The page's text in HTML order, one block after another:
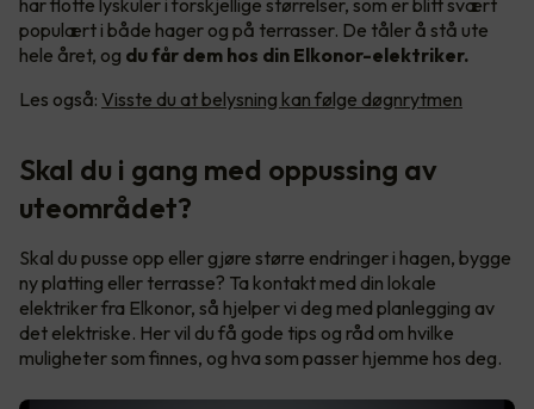
har flotte lyskuler i forskjellige størrelser, som er blitt svært
populært i både hager og på terrasser. De tåler å stå ute
hele året, og du får dem hos din Elkonor-elektriker.
Les også: Visste du at belysning kan følge døgnrytmen
Skal du i gang med oppussing av
uteområdet?
Skal du pusse opp eller gjøre større endringer i hagen, bygge
ny platting eller terrasse? Ta kontakt med din lokale
elektriker fra Elkonor, så hjelper vi deg med planlegging av
det elektriske. Her vil du få gode tips og råd om hvilke
muligheter som finnes, og hva som passer hjemme hos deg.